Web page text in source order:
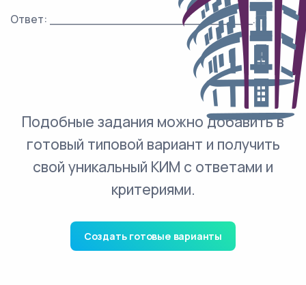
Ответ: ___________________________.
Подобные задания можно добавить в
готовый типовой вариант и получить
свой уникальный КИМ с ответами и
критериями.
Создать готовые варианты